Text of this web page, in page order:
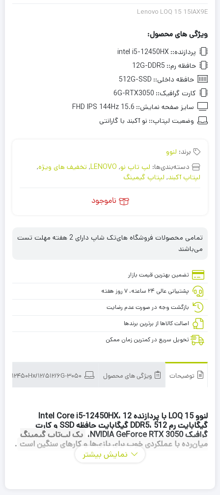
Lenovo LOQ 15 15IAX9E
ویژگی های محصول:
پردازنده:: intel i5-12450HX
حافظه رم:: 12G-DDR5
حافظه داخلی:: 512G-SSD
کارت گرافیک:: 6G-RTX3050
سایز صفحه نمایش:: 15.6 FHD IPS 144Hz
وضعیت لپتاپ:: نو آکبند با گارانتی
برند: لنوو
دسته‌بندی‌ها: لپ تاپ نو,
LENOVO
, تخفیف های ویژه,
لپتاپ آکبند, لپتاپ گیمینگ
ناموجود
تمامی محصولات فروشگاه های‌تک شاپ دارای 2 هفته مهلت تست
می‌باشند
تضمین بهترین قیمت بازار
پشتیبانی عالی ۲۴ ساعته، ۷ روز هفته
بازگشت وجه در صورت عدم رضایت
اصالت کالاها از برترین برندها
تحویل سریع در کمترین زمان ممکن
توضیحات ویژگی های محصول
لنوو LOQ 15 با پردازنده Intel Core i5-12450HX، 12
گیگابایت رم DDR5، 512 گیگابایت حافظه SSD و کارت
گرافیک NVIDIA GeForce RTX 3050،
یک لپ‌تاپ گیمینگ
میان‌رده با عملکردی خوب برای بازی‌ها و کارهای سنگین است .
نمایش بیشتر